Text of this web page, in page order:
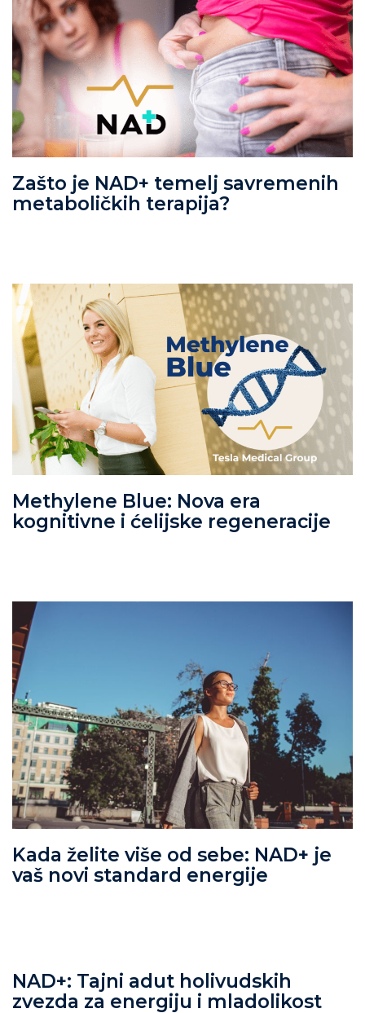
Zašto je NAD+ temelj savremenih
metaboličkih terapija?
Methylene Blue: Nova era
kognitivne i ćelijske regeneracije
Kada želite više od sebe: NAD+ je
vaš novi standard energije
NAD+: Tajni adut holivudskih
zvezda za energiju i mladolikost